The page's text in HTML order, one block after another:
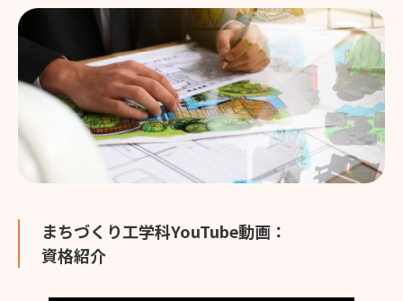
まちづくり工学科YouTube動画：
資格紹介